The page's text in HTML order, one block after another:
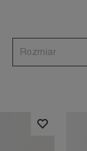
Rozmiar